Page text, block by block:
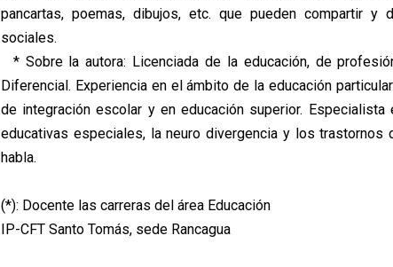
pancartas, poemas, dibujos, etc. que pueden compartir y
sociales.
* Sobre la autora: Licenciada de la educación, de
Diferencial. Experiencia en el ámbito de la educación
de integración escolar y en educación superior.
educativas especiales, la neuro divergencia y los trastornos
habla.
(*): Docente las carreras del área Educación
IP-CFT Santo Tomás, sede Rancagua